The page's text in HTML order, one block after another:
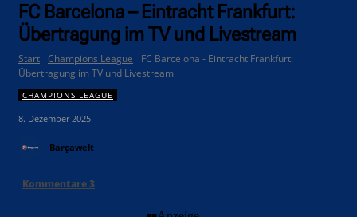
FC Barcelona – Eintracht Frankfurt:
Übertragung im TV und Livestream
Start Champions League
FC Barcelona - Eintracht Frankfurt:
Übertragung im TV und Livestream
CHAMPIONS LEAGUE
8. Dezember 2025
Barçawelt
Kommentare3